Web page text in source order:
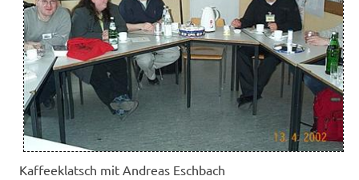
Kaffeeklatsch mit Andreas Eschbach